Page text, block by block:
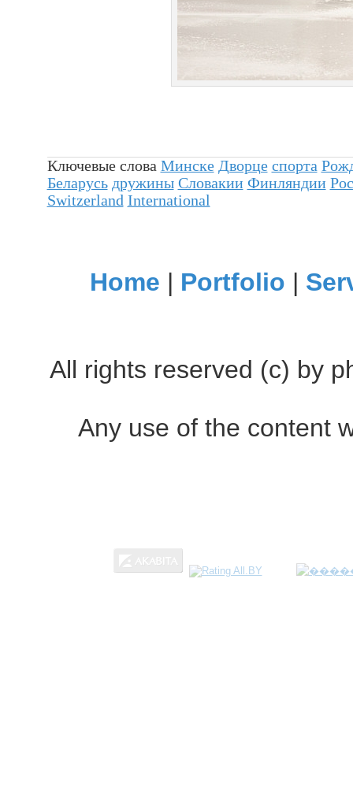
Ключевые слова Минске Дворце спорта
Беларусь дружины Словакии Финляндии
Switzerland International
Home | Portfolio |
All rights reserved (c) by
Any use of the content